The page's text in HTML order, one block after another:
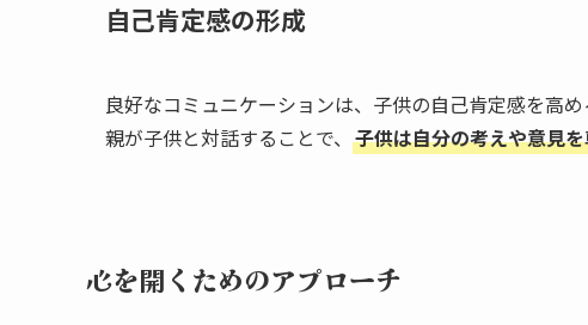
自己肯定感の形成
良好なコミュニケーションは、子供の自己肯定感を高め
親が子供と対話することで、 子供は自分の考えや意見
心を開くためのアプローチ